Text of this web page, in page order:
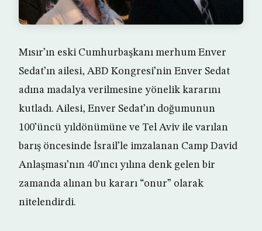
Mısır’ın eski Cumhurbaşkanı merhum Enver
Sedat’ın ailesi, ABD Kongresi’nin Enver Sedat
adına madalya verilmesine yönelik kararını
kutladı. Ailesi, Enver Sedat’ın doğumunun
100’üncü yıldönümüne ve Tel Aviv ile varılan
barış öncesinde İsrail’le imzalanan Camp David
Anlaşması’nın 40’ıncı yılına denk gelen bir
zamanda alınan bu kararı “onur” olarak
nitelendirdi.